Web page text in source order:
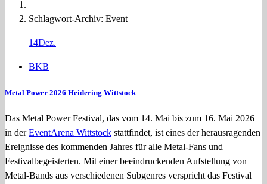
Schlagwort-Archiv: Event
14Dez.
BKB
Metal Power 2026 Heidering Wittstock
Das Metal Power Festival, das vom 14. Mai bis zum 16. Mai 2026
in derEventArena Wittstock stattfindet, ist eines der herausragenden
Ereignisse des kommenden Jahres für alle Metal-Fans und
Festivalbegeisterten. Mit einer beeindruckenden Aufstellung von
Metal-Bands aus verschiedenen Subgenres verspricht das Festival